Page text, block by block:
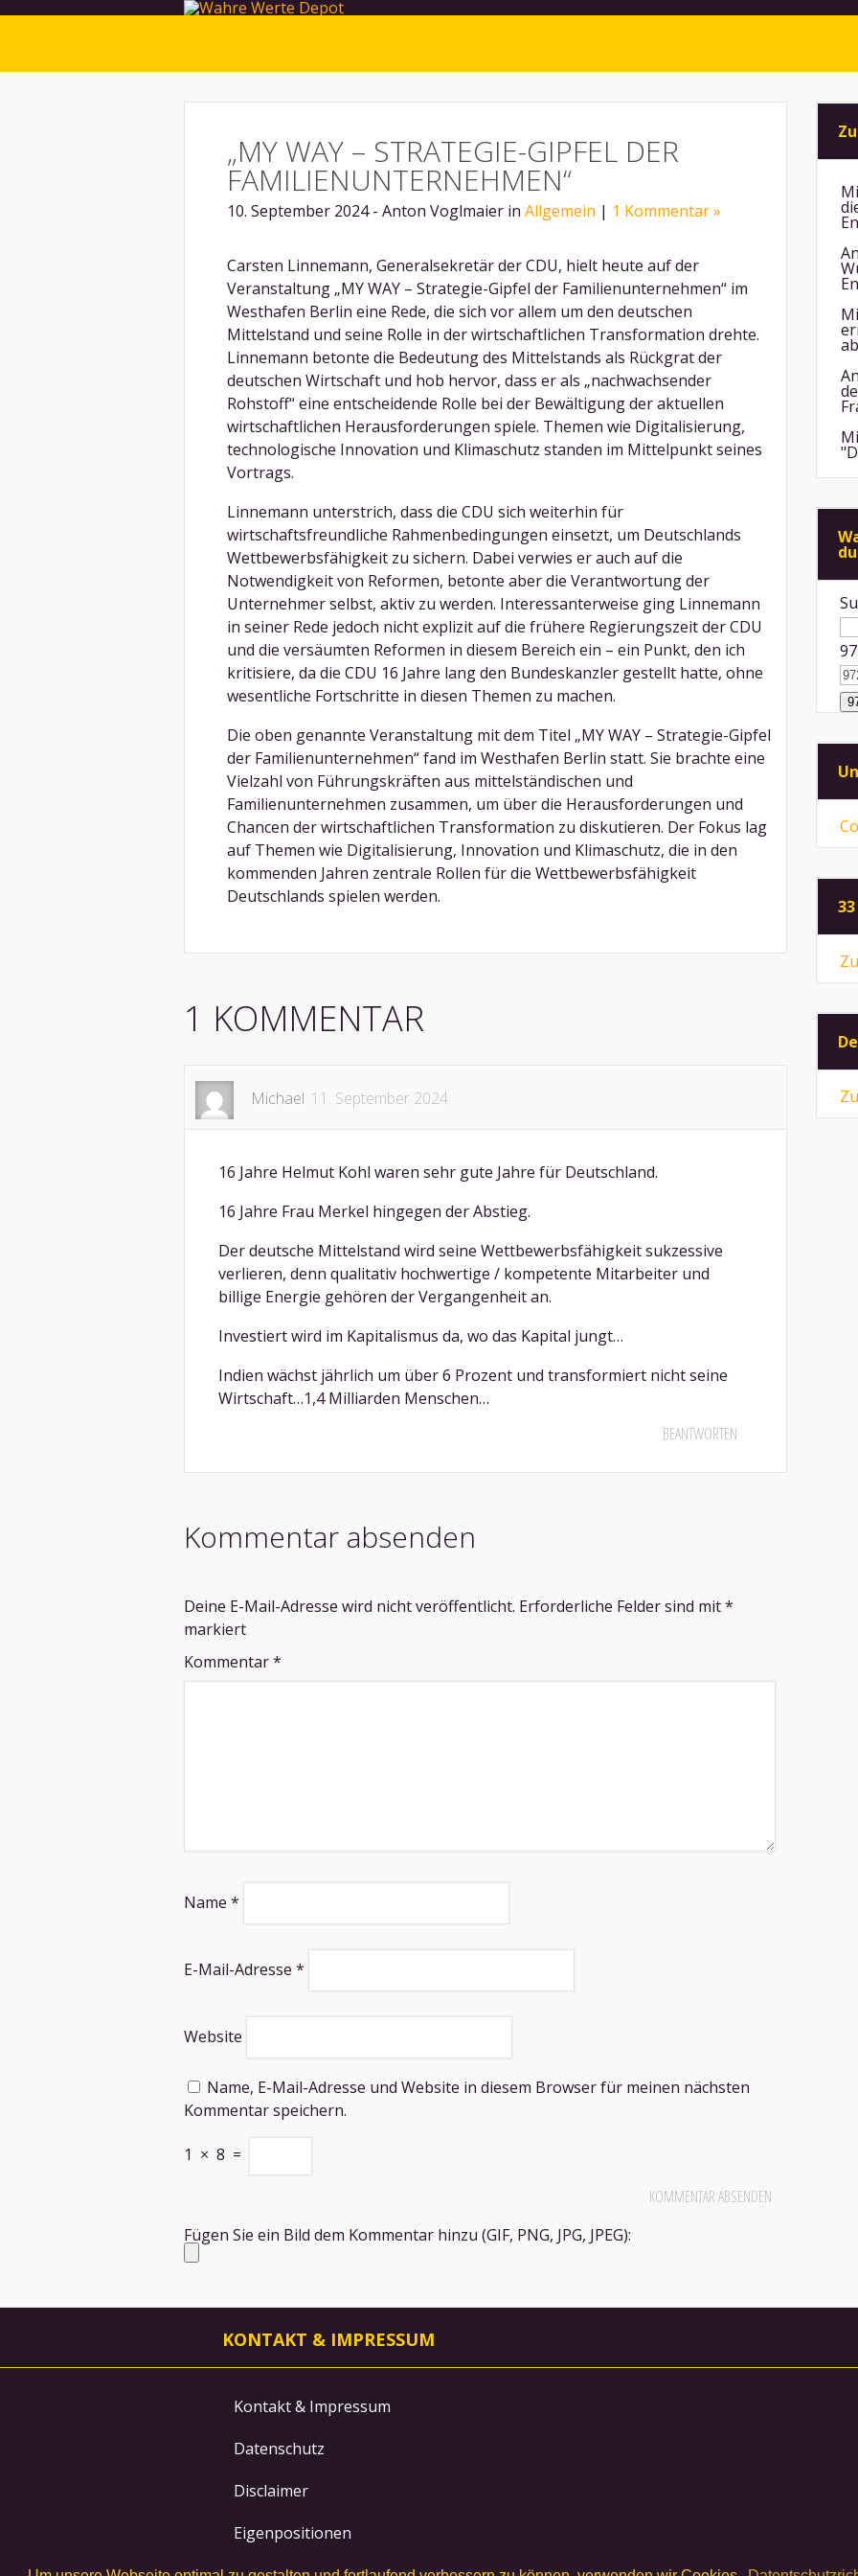
„MY WAY – STRATEGIE-GIPFEL DER
FAMILIENUNTERNEHMEN“
10. September 2024 - Anton Voglmaier in Allgemein | 1 Kommentar »
Carsten Linnemann, Generalsekretär der CDU, hielt heute auf der
Veranstaltung „MY WAY – Strategie-Gipfel der Familienunternehmen“ im
Westhafen Berlin eine Rede, die sich vor allem um den deutschen
Mittelstand und seine Rolle in der wirtschaftlichen Transformation drehte.
Linnemann betonte die Bedeutung des Mittelstands als Rückgrat der
deutschen Wirtschaft und hob hervor, dass er als „nachwachsender
Rohstoff“ eine entscheidende Rolle bei der Bewältigung der aktuellen
wirtschaftlichen Herausforderungen spiele. Themen wie Digitalisierung,
technologische Innovation und Klimaschutz standen im Mittelpunkt seines
Vortrags.
Linnemann unterstrich, dass die CDU sich weiterhin für
wirtschaftsfreundliche Rahmenbedingungen einsetzt, um Deutschlands
Wettbewerbsfähigkeit zu sichern. Dabei verwies er auch auf die
Notwendigkeit von Reformen, betonte aber die Verantwortung der
Unternehmer selbst, aktiv zu werden. Interessanterweise ging Linnemann
in seiner Rede jedoch nicht explizit auf die frühere Regierungszeit der CDU
und die versäumten Reformen in diesem Bereich ein – ein Punkt, den ich
kritisiere, da die CDU 16 Jahre lang den Bundeskanzler gestellt hatte, ohne
wesentliche Fortschritte in diesen Themen zu machen.
Die oben genannte Veranstaltung mit dem Titel „MY WAY – Strategie-Gipfel
der Familienunternehmen“ fand im Westhafen Berlin statt. Sie brachte eine
Vielzahl von Führungskräften aus mittelständischen und
Familienunternehmen zusammen, um über die Herausforderungen und
Chancen der wirtschaftlichen Transformation zu diskutieren. Der Fokus lag
auf Themen wie Digitalisierung, Innovation und Klimaschutz, die in den
kommenden Jahren zentrale Rollen für die Wettbewerbsfähigkeit
Deutschlands spielen werden.
1 KOMMENTAR
Michael 11. September 2024
16 Jahre Helmut Kohl waren sehr gute Jahre für Deutschland.
16 Jahre Frau Merkel hingegen der Abstieg.
Der deutsche Mittelstand wird seine Wettbewerbsfähigkeit sukzessive
verlieren, denn qualitativ hochwertige / kompetente Mitarbeiter und
billige Energie gehören der Vergangenheit an.
Investiert wird im Kapitalismus da, wo das Kapital jungt…
Indien wächst jährlich um über 6 Prozent und transformiert nicht seine
Wirtschaft…1,4 Milliarden Menschen…
BEANTWORTEN
Kommentar absenden
Deine E-Mail-Adresse wird nicht veröffentlicht. Erforderliche Felder sind mit*
markiert
Kommentar*
Name *
E-Mail-Adresse *
Website
Name, E-Mail-Adresse und Website in diesem Browser für meinen nächsten
Kommentar speichern.
1 × 8 =
Fügen Sie ein Bild dem Kommentar hinzu (GIF, PNG, JPG, JPEG):
KONTAKT & IMPRESSUM
Kontakt & Impressum
Datenschutz
Disclaimer
Eigenpositionen